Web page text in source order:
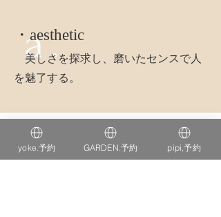
a.
・aesthetic
​ 美しさを探求し、磨いたセンスで人
を魅了する。
PURPOSE 存在意義
yoke.予約 GARDEN.予約 pipi,予約